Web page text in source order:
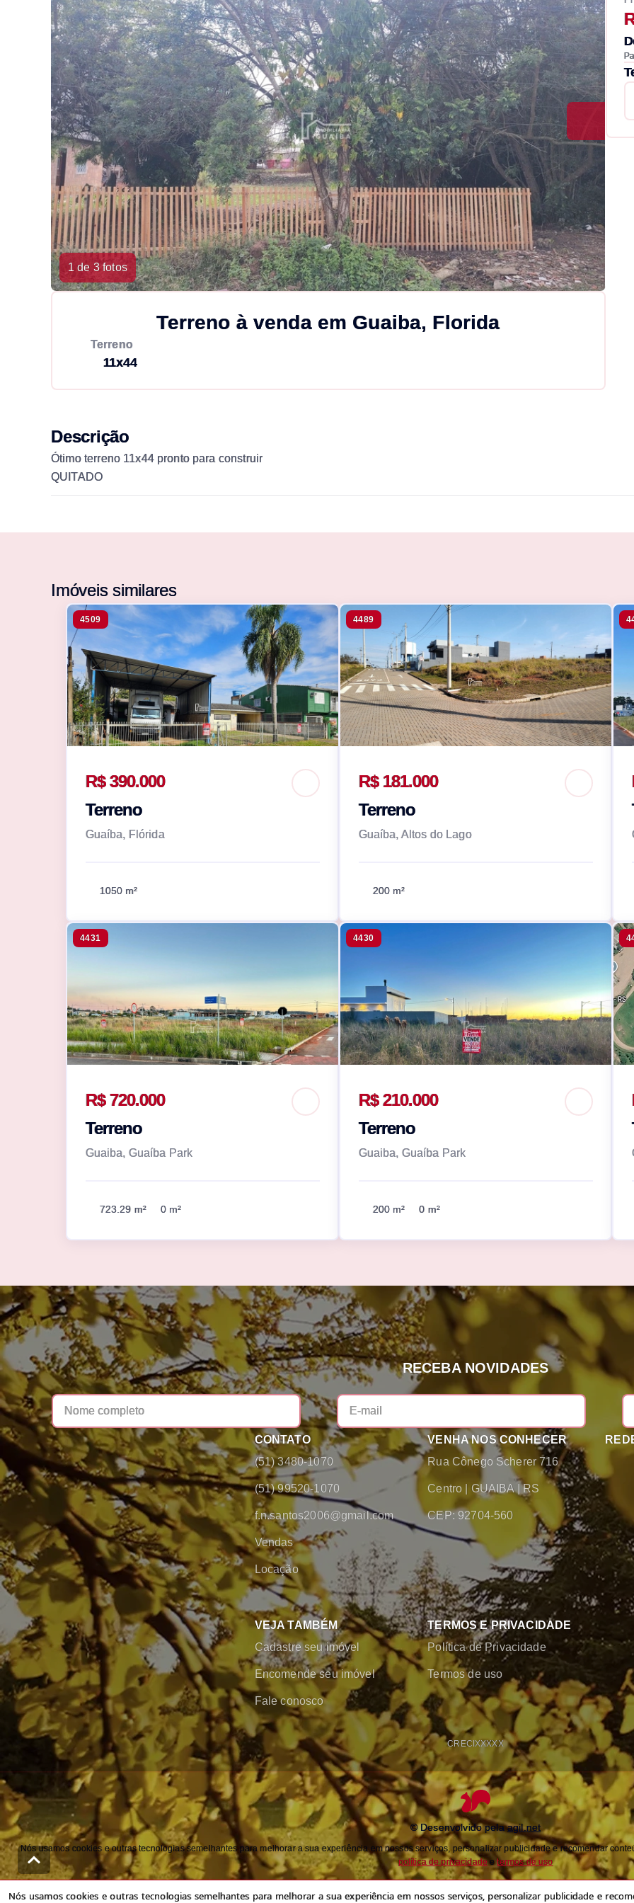
1 de 3 fotos
Terreno à venda em Guaiba, Florida
Terreno
11x44
Descrição
Ótimo terreno 11x44 pronto para construir
QUITADO
Imóveis similares
4509
R$ 390.000
Terreno
Guaíba, Flórida
1050 m²
4489
R$ 181.000
Terreno
Guaíba, Altos do Lago
200 m²
4431
R$ 720.000
Terreno
Guaiba, Guaíba Park
723.29 m² 0 m²
4430
R$ 210.000
Terreno
Guaiba, Guaíba Park
200 m² 0 m²
RECEBA NOVIDADES
CONTATO
(51) 3480-1070
(51) 99520-1070
f.n.santos2006@gmail.com
Vendas
Locação
VENHA NOS CONHECER
Rua Cônego Scherer 716
Centro GUAIBA |RS
CEP: 92704-560
VEJA TAMBÉM
Cadastre seu imóvel
Encomende seu imóvel
Fale conosco
TERMOS E PRIVACIDADE
Política de Privacidade
Termos de uso
CRECI XXXXX
© Desenvolvido pelaagil.net
Nós usamos cookies e outras tecnologias semelhantes para melhorar a sua experiência em nossos serviços, personalizar publicidade e recomendar
política de privacidadeetermos de uso
Nós usamos cookies e outras tecnologias semelhantes para melhorar a sua experiência em nossos serviços, personalizar publicidade e